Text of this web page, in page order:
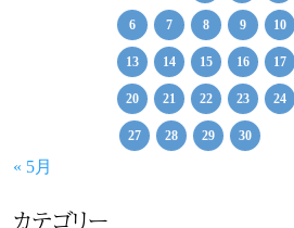
6 7 8 9 10
13 14 15 16 17
20 21 22 23 24
27 28 29 30
« 5月
カテゴリー